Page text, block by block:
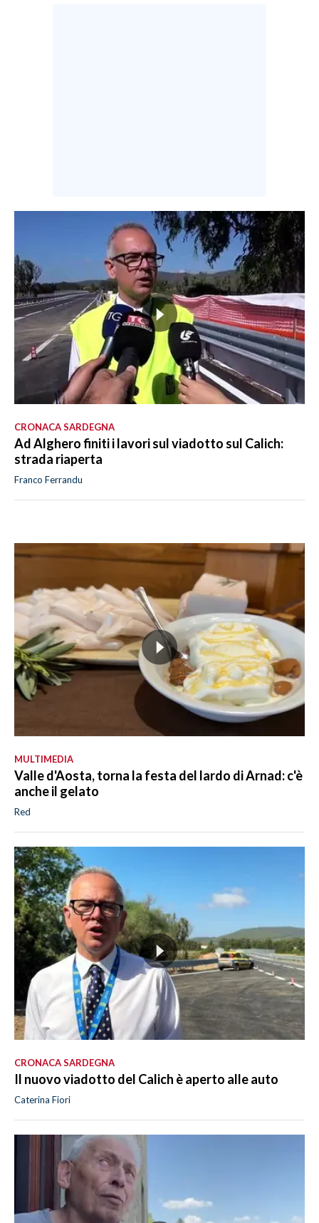
CRONACA SARDEGNA
Ad Alghero finiti i lavori sul viadotto sul Calich:
strada riaperta
Franco Ferrandu
MULTIMEDIA
Valle d'Aosta, torna la festa del lardo di Arnad: c'è
anche il gelato
Red
CRONACA SARDEGNA
Il nuovo viadotto del Calich è aperto alle auto
Caterina Fiori